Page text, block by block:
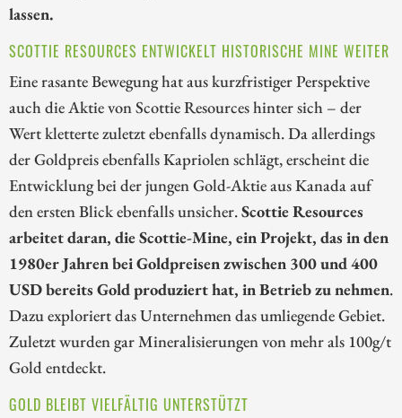
lassen.
SCOTTIE RESOURCES ENTWICKELT HISTORISCHE MINE WEITER
Eine rasante Bewegung hat aus kurzfristiger Perspektive
auch die Aktie von Scottie Resources hinter sich – der
Wert kletterte zuletzt ebenfalls dynamisch. Da allerdings
der Goldpreis ebenfalls Kapriolen schlägt, erscheint die
Entwicklung bei der jungen Gold-Aktie aus Kanada auf
den ersten Blick ebenfalls unsicher.Scottie Resources
arbeitet daran, die Scottie-Mine, ein Projekt, das in den
1980er Jahren bei Goldpreisen zwischen 300 und 400
USD bereits Gold produziert hat, in Betrieb zu nehmen.
Dazu exploriert das Unternehmen das umliegende Gebiet.
Zuletzt wurden gar Mineralisierungen von mehr als 100g/t
Gold entdeckt.
GOLD BLEIBT VIELFÄLTIG UNTERSTÜTZT